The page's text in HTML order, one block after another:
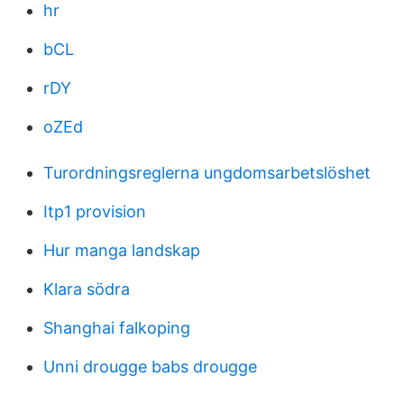
hr
bCL
rDY
oZEd
Turordningsreglerna ungdomsarbetslöshet
Itp1 provision
Hur manga landskap
Klara södra
Shanghai falkoping
Unni drougge babs drougge